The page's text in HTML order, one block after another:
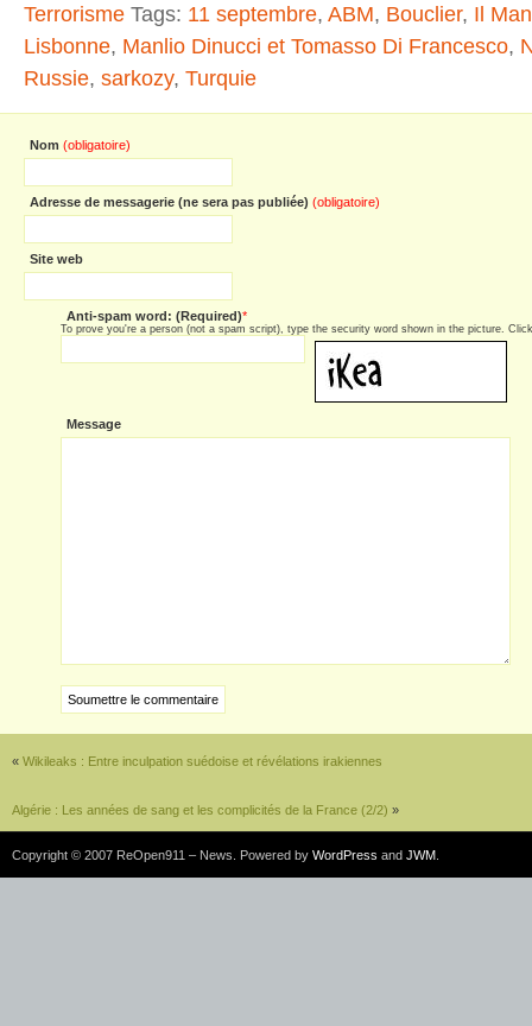
Terrorisme Tags: 11 septembre, ABM, Bouclier, Il
Lisbonne, Manlio Dinucci et Tomasso Di Francesco,
Russie, sarkozy, Turquie
Nom (obligatoire)
Adresse de messagerie (ne sera pas publiée) (obligatoire)
Site web
Anti-spam word: (Required)*
To prove you're a person (not a spam script), type the security word shown in the picture.
Message
« Wikileaks : Entre inculpation suédoise et révélations irakiennes
Algérie : Les années de sang et les complicités de la France (2/2) »
Copyright © 2007 ReOpen911 – News. Powered by WordPress and JWM